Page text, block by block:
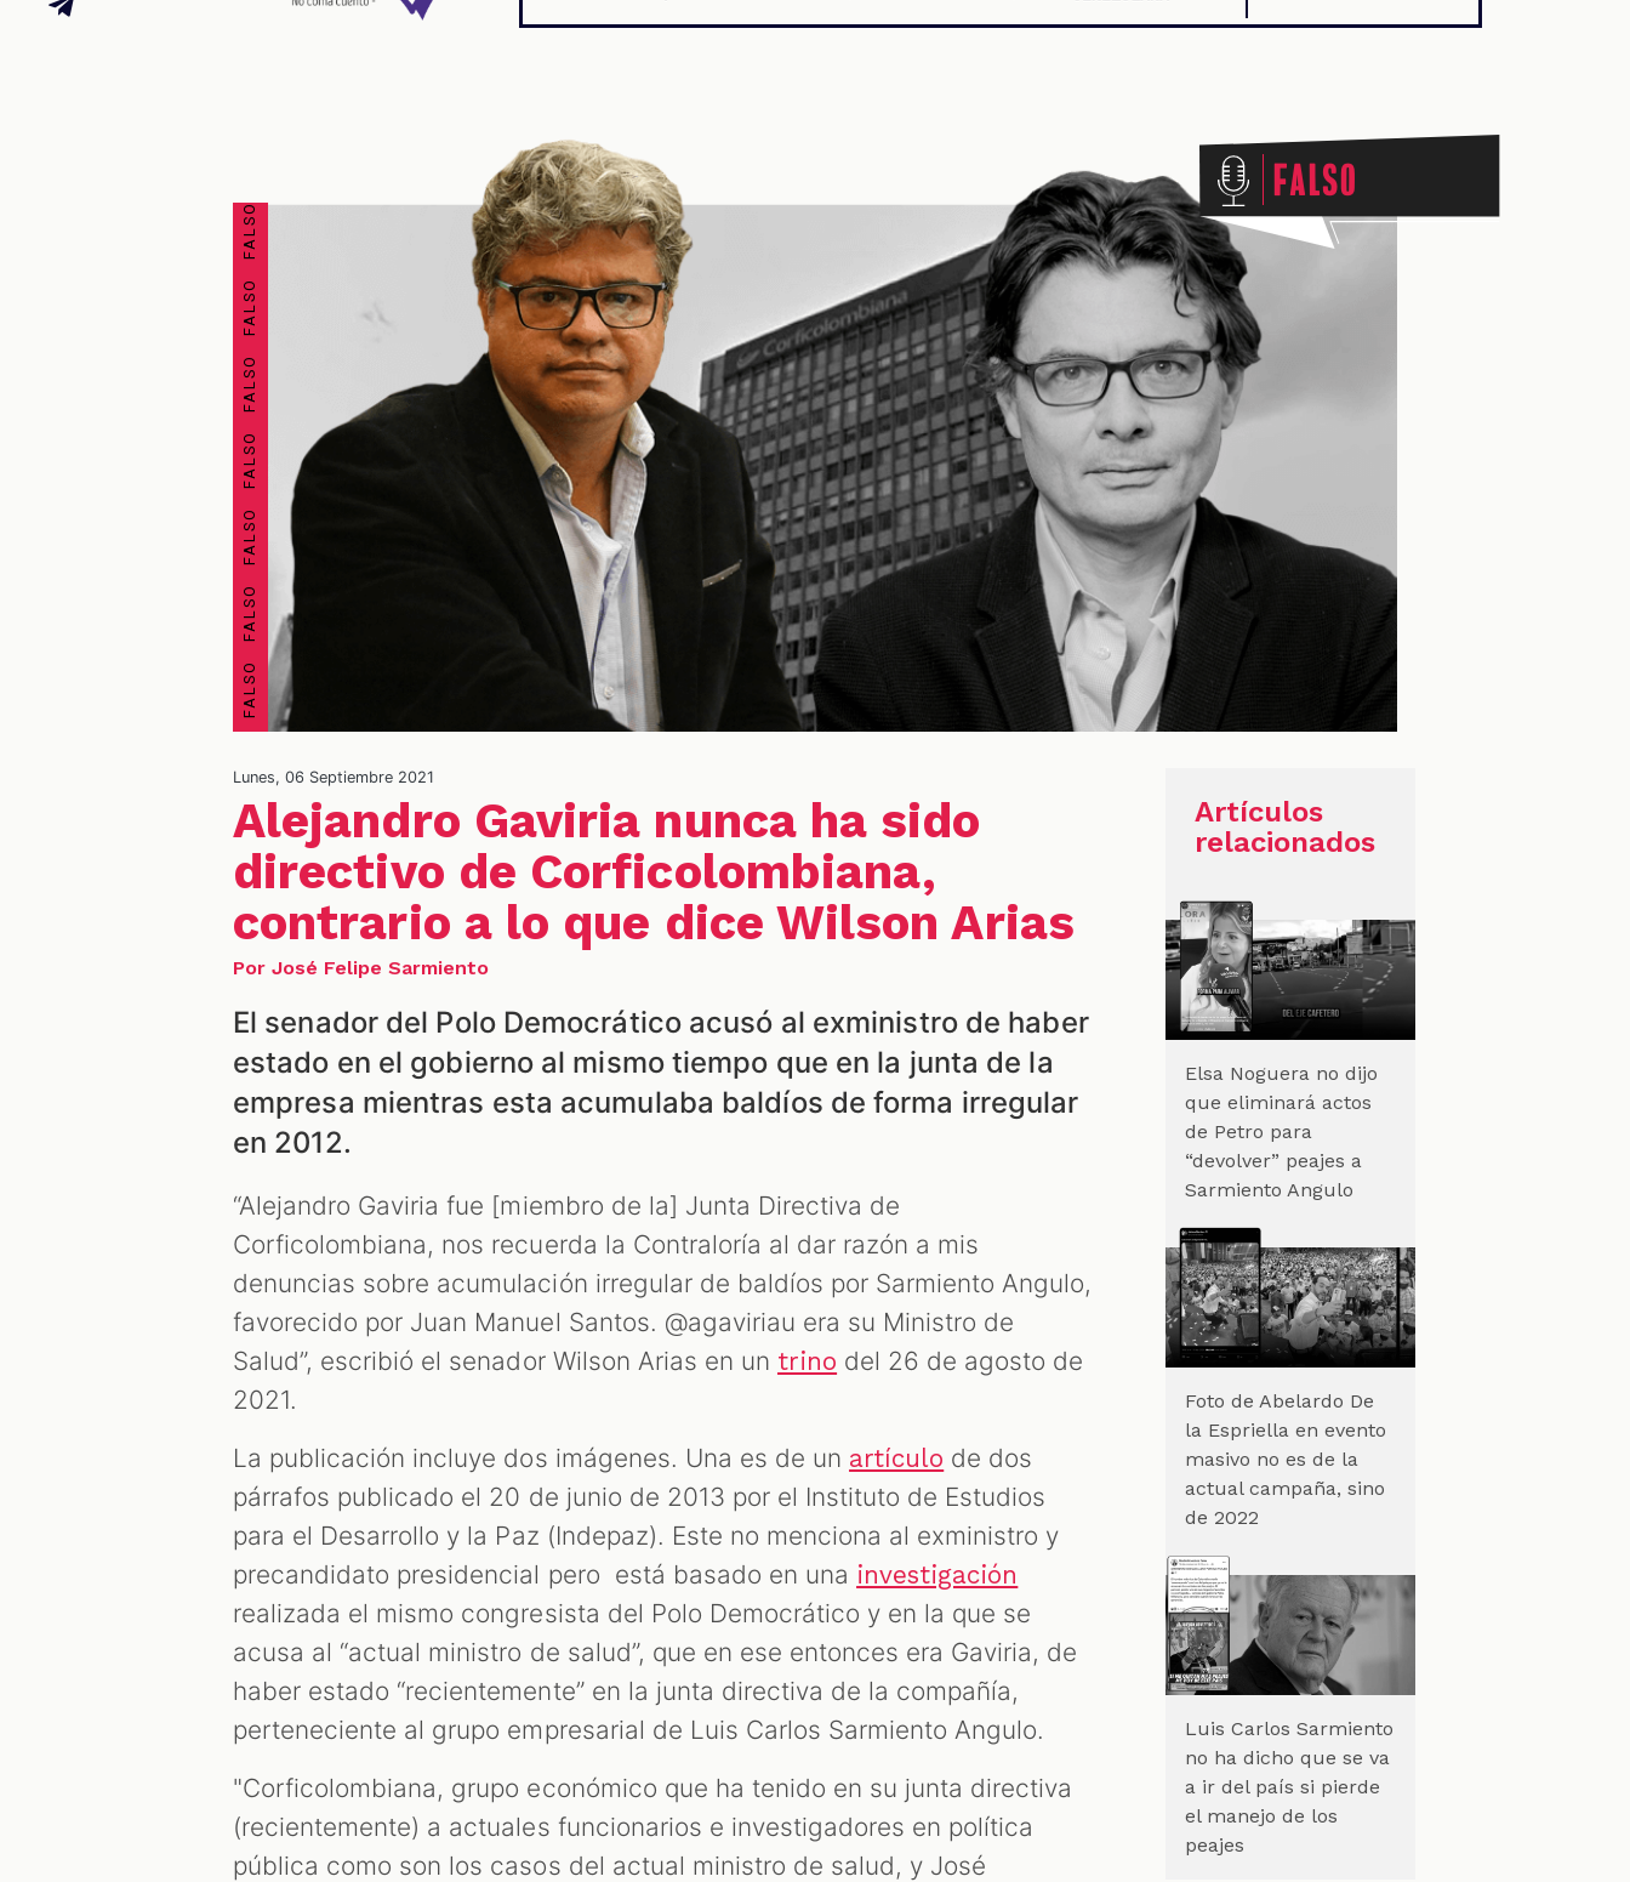
FALSO FALSO FALSO FALSO FALSO FALSO FALSO FALSO Falso
Lunes, 06 Septiembre 2021
Alejandro Gaviria nunca ha sido
directivo de Corficolombiana,
contrario a lo que dice Wilson Arias
Por José Felipe Sarmiento
El senador del Polo Democrático acusó al exministro de haber
estado en el gobierno al mismo tiempo que en la junta de la
empresa mientras esta acumulaba baldíos de forma irregular
en 2012.
“Alejandro Gaviria fue [miembro de la] Junta Directiva de
Corficolombiana, nos recuerda la Contraloría al dar razón a mis
denuncias sobre acumulación irregular de baldíos por Sarmiento Angulo,
favorecido por Juan Manuel Santos. @agaviriau era su Ministro de
Salud”, escribió el senador Wilson Arias en un trino del 26 de agosto de
2021.
La publicación incluye dos imágenes. Una es de un artículo de dos
párrafos publicado el 20 de junio de 2013 por el Instituto de Estudios
para el Desarrollo y la Paz (Indepaz). Este no menciona al exministro y
precandidato presidencial pero está basado en una investigación
realizada el mismo congresista del Polo Democrático y en la que se
acusa al “actual ministro de salud”, que en ese entonces era Gaviria, de
haber estado “recientemente” en la junta directiva de la compañía,
perteneciente al grupo empresarial de Luis Carlos Sarmiento Angulo.
"Corficolombiana, grupo económico que ha tenido en su junta directiva
(recientemente) a actuales funcionarios e investigadores en política
pública como son los casos del actual ministro de salud, y José
Artículos
relacionados
Elsa Noguera no dijo
que eliminará actos
de Petro para
“devolver” peajes a
Sarmiento Angulo
Foto de Abelardo De
la Espriella en evento
masivo no es de la
actual campaña, sino
de 2022
Luis Carlos Sarmiento
no ha dicho que se va
a ir del país si pierde
el manejo de los
peajes